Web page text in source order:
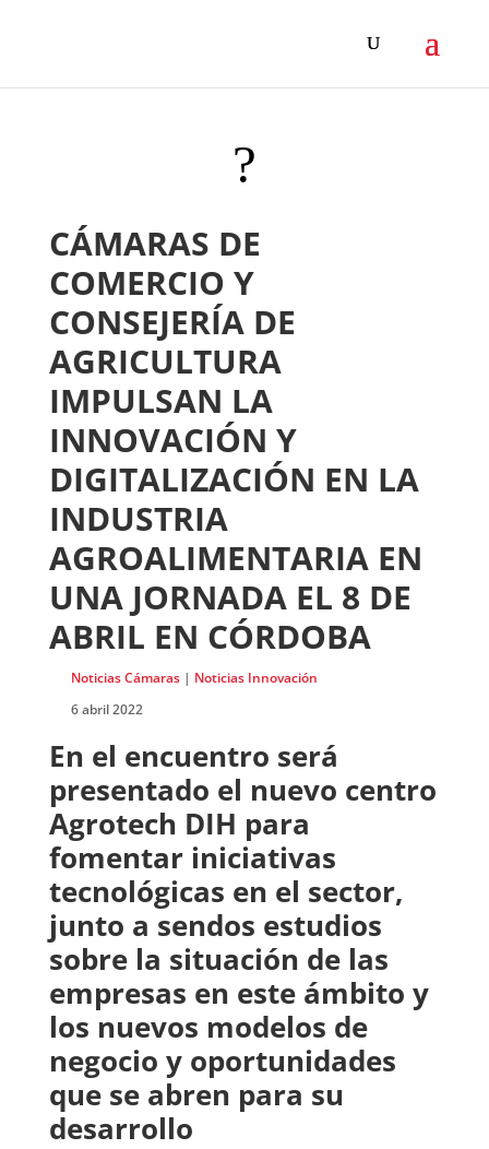
?
CÁMARAS DE
COMERCIO Y
CONSEJERÍA DE
AGRICULTURA
IMPULSAN LA
INNOVACIÓN Y
DIGITALIZACIÓN EN LA
INDUSTRIA
AGROALIMENTARIA EN
UNA JORNADA EL 8 DE
ABRIL EN CÓRDOBA
Noticias Cámaras| Noticias Innovación
6 abril 2022
En el encuentro será
presentado el nuevo centro
Agrotech DIH para
fomentar iniciativas
tecnológicas en el sector,
junto a sendos estudios
sobre la situación de las
empresas en este ámbito y
los nuevos modelos de
negocio y oportunidades
que se abren para su
desarrollo